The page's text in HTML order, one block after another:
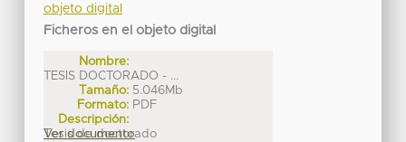
objeto digital
Ficheros en el objeto digital
Nombre:
TESIS DOCTORADO - ...
Tamaño: 5.046Mb
Formato: PDF
Descripción:
Tesis de doctorado
Ver documento